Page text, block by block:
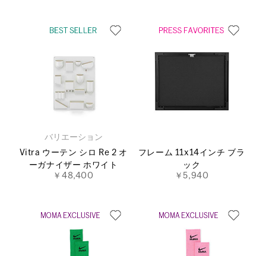
バリエーション
Vitra ウーテン シロ Re 2 オ
ーガナイザー ホワイト
￥48,400
フレーム 11x14インチ ブラ
ック
￥5,940